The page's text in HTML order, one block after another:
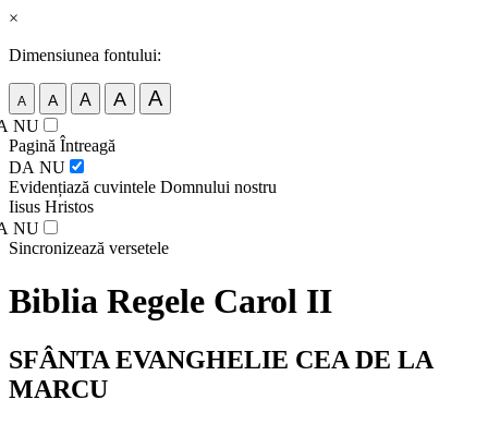
×
Dimensiunea fontului:
A A A A A
NU
Pagină Întreagă
DA NU
Evidențiază cuvintele Domnului nostru
Iisus Hristos
NU
Sincronizează versetele
Biblia Regele Carol II
SFÂNTA EVANGHELIE CEA DE LA
MARCU